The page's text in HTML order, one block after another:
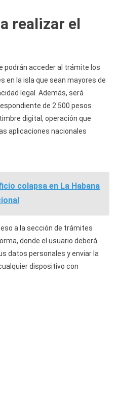
realizar el
podrán acceder al trámite los
en la isla que sean mayores de
legal. Además, será
de 2.500 pesos
digital, operación que
aplicaciones nacionales
colapsa en La Habana
a la sección de trámites
donde el usuario deberá
datos personales y enviar la
dispositivo con